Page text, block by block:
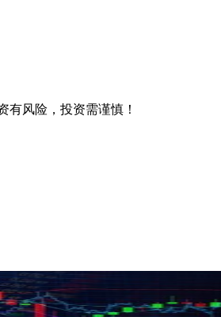
有风险，投资需谨慎！